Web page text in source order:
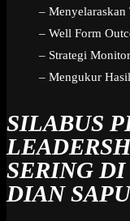
– Menyelaraskan
– Well Form
– Strategi
– Mengukur
SILABUS
SERING DI
DIAN